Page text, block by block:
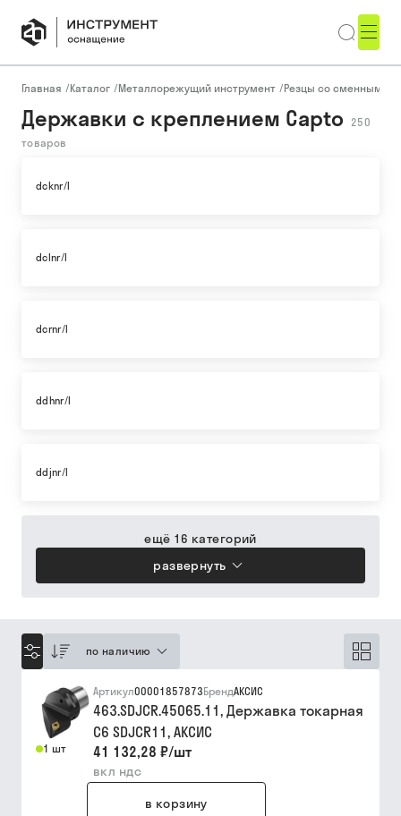
Главная /Каталог /Металлорежущий инструмент /Резцы со сменными
Державки с креплением Capto
250
товаров
dcknr/l
dclnr/l
dcrnr/l
ddhnr/l
ddjnr/l
ещё 16 категорий
развернуть
по наличию
1 шт
Артикул00001857873БрендАКСИС
463.SDJCR.45065.11, Державка токарная
C6 SDJCR11, АКСИС
41 132,28 ₽/шт
вкл ндс
в корзину